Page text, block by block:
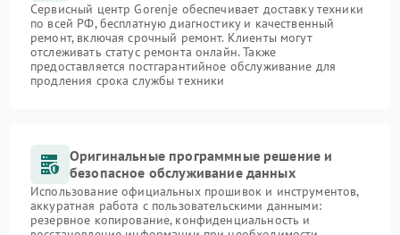
Сервисный центр Gorenje обеспечивает доставку техники
по всей РФ, бесплатную диагностику и качественный
ремонт, включая срочный ремонт. Клиенты могут
отслеживать статус ремонта онлайн. Также
предоставляется постгарантийное обслуживание для
продления срока службы техники
Оригинальные программные решение и
безопасное обслуживание данных
Использование официальных прошивок и инструментов,
аккуратная работа с пользовательскими данными:
резервное копирование, конфиденциальность и